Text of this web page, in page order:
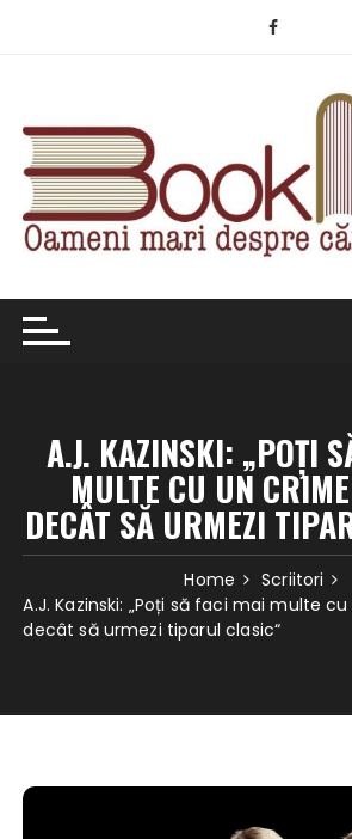
A.J. KAZINSKI: „POȚI
MULTE CU UN
DECÂT SĂ URMEZI
Home
Scriitori
A.J. Kazinski: „Poți să faci mai multe
decât să urmezi tiparul clasic“